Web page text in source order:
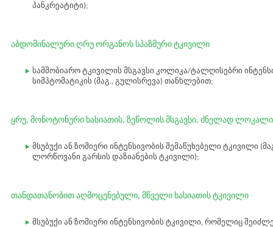
პანკრეატიტი);
აბდომინალური ღრუ ორგანოს სპაზმური ტკივილი
სამშობიარო ტკივილის მსგავსი კოლიკა/ტალღისებრი
სიმპტომატიკის (მაგ., გულისრევა) თანხლებით;
ყრუ, მონოტონური ხასიათის, ზეწოლის მსგავსი, ძნელად
მსუბუქი ან ზომიერი ინტენსივობის შემაწუხებელი ტკივილი
ლორწოვანი გარსის დაზიანების ტკივილი);
თანდათანობით აღმოცენებული, მწველი ხასიათის ტკივილი
მსუბუქი ან ზომიერი ინტენსივობის ტკივილი, რომელიც